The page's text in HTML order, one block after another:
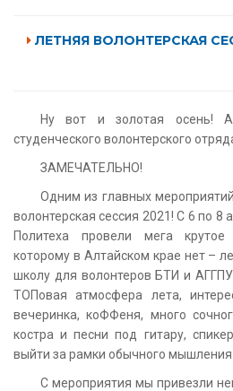
ЛЕТНЯЯ ВОЛОНТЕРСКАЯ
Ну вот и золотая осень!
студенческого волонтерского
ЗАМЕЧАТЕЛЬНО!
Одним из главных
волонтерская сессия 2021! С 6 по 8
Политеха провели мега крутое
которому в Алтайском крае нет –
школу для волонтеров БТИ и
ТОПовая атмосфера лета,
вечеринка, коФФеня, много
костра и песни под гитару,
выйти за рамки обычного мышления
С мероприятия мы привезли